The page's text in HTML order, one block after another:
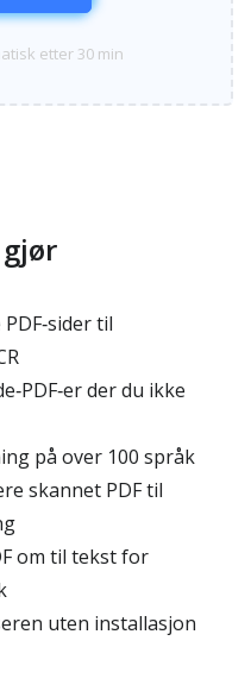
etter 30 min
gjør
til
der du ikke
på over 100 språk
skannet PDF til
om til tekst for
uten installasjon